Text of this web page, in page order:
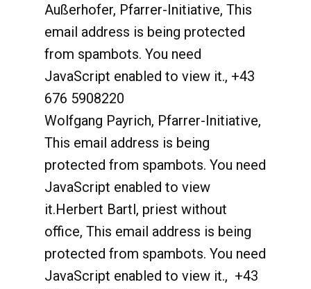
Außerhofer, Pfarrer-Initiative, This
email address is being protected
from spambots. You need
JavaScript enabled to view it., +43
676 5908220
Wolfgang Payrich, Pfarrer-Initiative,
This email address is being
protected from spambots. You need
JavaScript enabled to view
it.Herbert Bartl, priest without
office, This email address is being
protected from spambots. You need
JavaScript enabled to view it., +43